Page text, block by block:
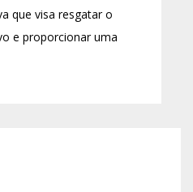
que visa resgatar o
e proporcionar uma